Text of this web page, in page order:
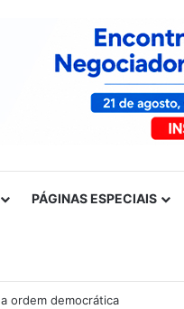
PÁGINAS ESPECIAIS
ordem democrática